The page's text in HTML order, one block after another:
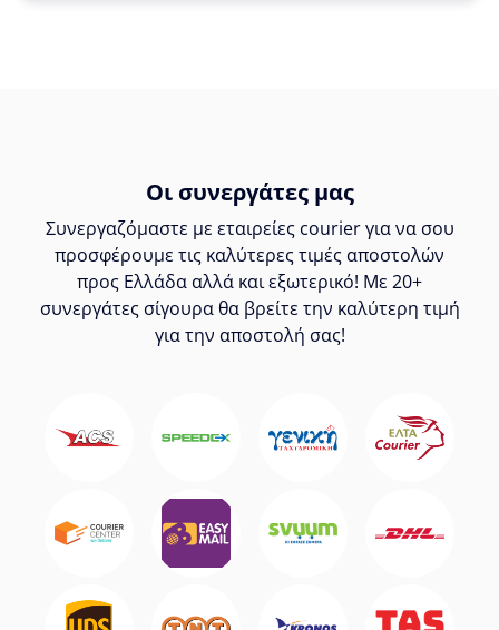
Οι συνεργάτες μας
Συνεργαζόμαστε με εταιρείες courier για να σου
προσφέρουμε τις καλύτερες τιμές αποστολών
προς Ελλάδα αλλά και εξωτερικό! Με 20+
συνεργάτες σίγουρα θα βρείτε την καλύτερη τιμή
για την αποστολή σας!